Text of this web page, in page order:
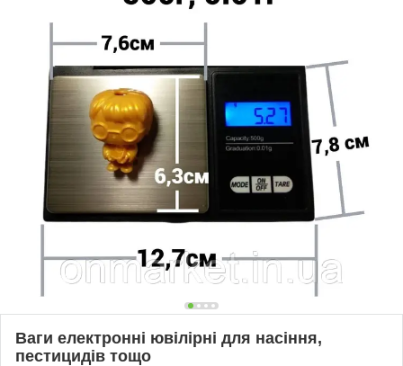
Ваги електронні ювілірні для насіння,
пестицидів тощо